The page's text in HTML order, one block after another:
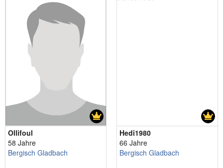
Ollifoul
58 Jahre
Bergisch Gladbach
Hedi1980
66 Jahre
Bergisch Gladbach